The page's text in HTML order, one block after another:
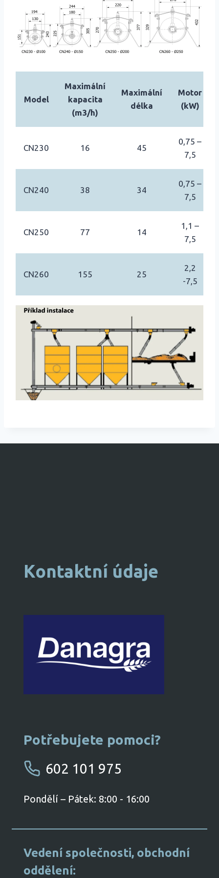
Model
Maximální
kapacita
(m3/h)
Maximální
délka
Motor
(kW)
CN230 16 45
0,75 –
7,5
CN240 38 34
0,75 –
7,5
CN250 77 14
1,1 –
7,5
CN260 155 25
2,2
-7,5
Kontaktní údaje
Potřebujete pomoci?
602 101 975
​Pondělí – Pátek: 8:00 - 16:00
​Vedení společnosti, obchodní
oddělení: